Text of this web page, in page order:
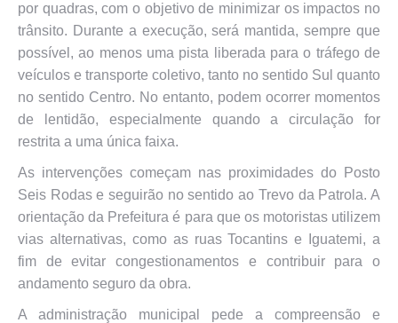
por quadras, com o objetivo de minimizar os impactos no
trânsito. Durante a execução, será mantida, sempre que
possível, ao menos uma pista liberada para o tráfego de
veículos e transporte coletivo, tanto no sentido Sul quanto
no sentido Centro. No entanto, podem ocorrer momentos
de lentidão, especialmente quando a circulação for
restrita a uma única faixa.
As intervenções começam nas proximidades do Posto
Seis Rodas e seguirão no sentido ao Trevo da Patrola. A
orientação da Prefeitura é para que os motoristas utilizem
vias alternativas, como as ruas Tocantins e Iguatemi, a
fim de evitar congestionamentos e contribuir para o
andamento seguro da obra.
A administração municipal pede a compreensão e